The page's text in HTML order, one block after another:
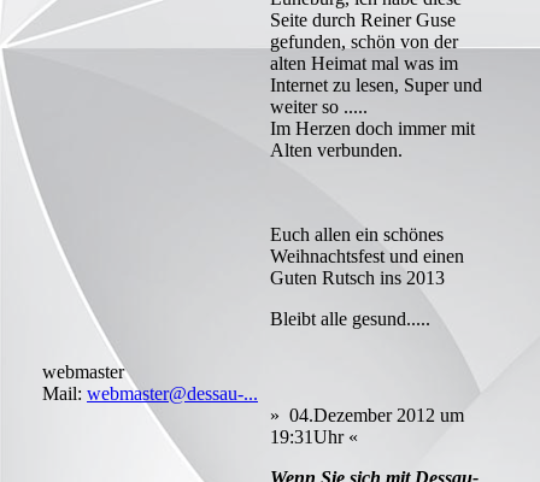
Seite durch Reiner Guse
gefunden, schön von der
alten Heimat mal was im
Internet zu lesen, Super und
weiter so .....
Im Herzen doch immer mit
Alten verbunden.
Euch allen ein schönes
Weihnachtsfest und einen
Guten Rutsch ins 2013
Bleibt alle gesund.....
webmaster
Mail: webmaster@dessau-...
» 04.Dezember 2012 um
19:31Uhr «